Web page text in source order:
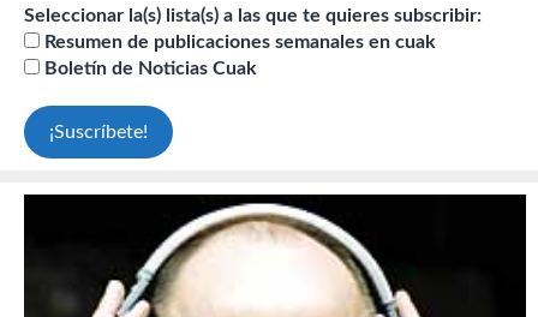
Seleccionar la(s) lista(s) a las que te quieres subscribir:
Resumen de publicaciones semanales en cuak
Boletín de Noticias Cuak